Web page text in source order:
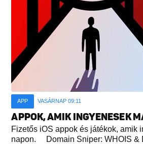
APP VASÁRNAP 09:11
APPOK, AMIK INGYENESEK
Fizetős iOS appok és játékok, amik
napon. Domain Sniper: WHOIS &